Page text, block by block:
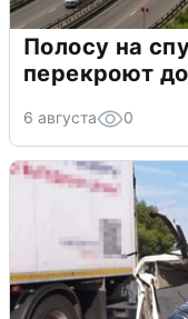
Полосу на
перекроют
6 августа 0